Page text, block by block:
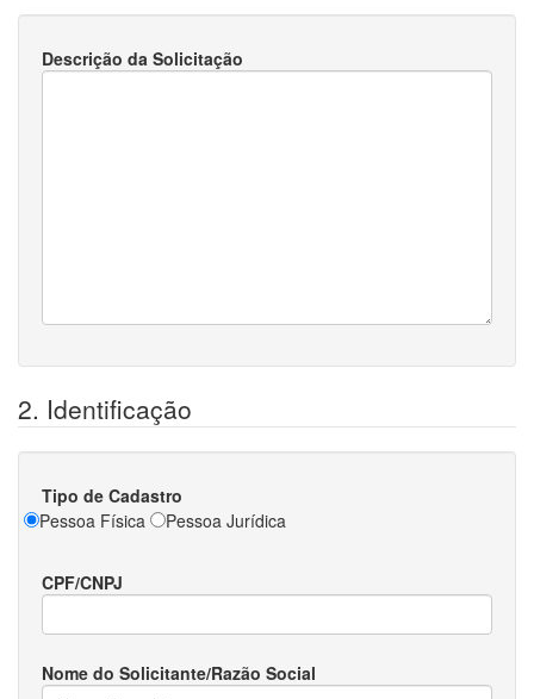
Descrição da Solicitação
2. Identificação
Tipo de Cadastro
Pessoa Física
Pessoa Jurídica
CPF/CNPJ
Nome do Solicitante/Razão Social